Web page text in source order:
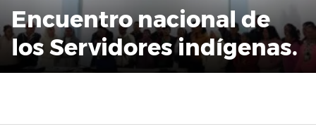
Encuentro nacional de
los Servidores indígenas.